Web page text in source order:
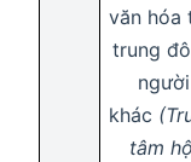
văn hóa
trung
người
khác
tâm